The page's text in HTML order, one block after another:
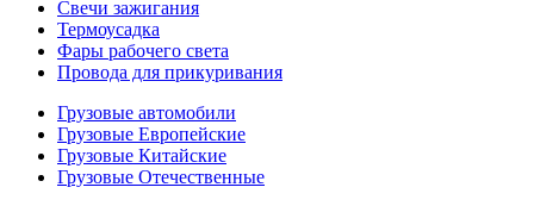
Свечи зажигания
Термоусадка
Фары рабочего света
Провода для прикуривания
Грузовые автомобили
Грузовые Европейские
Грузовые Китайские
Грузовые Отечественные